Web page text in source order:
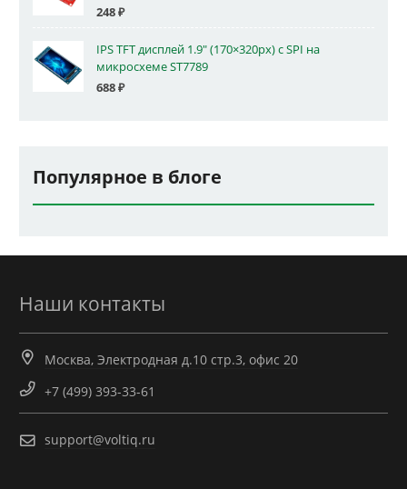
248₽
IPS TFT дисплей 1.9" (170×320px) с SPI на
микросхеме ST7789
688₽
Популярное в блоге
Наши контакты
Москва, Электродная д.10 стр.3, офис 20
+7 (499) 393-33-61
support@voltiq.ru